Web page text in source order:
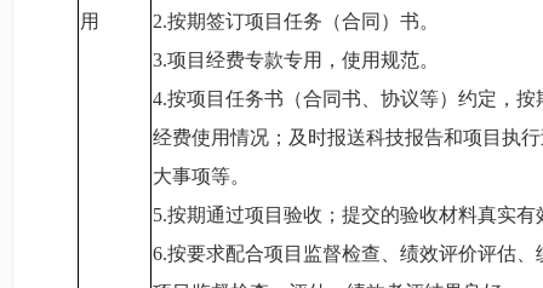
用
2.按期签订项目任务（合同）书。
3.项目经费专款专用，使用规范。
4.按项目任务书（合同书、协议等）约定，按
经费使用情况；及时报送科技报告和项目执
大事项等。
5.按期通过项目验收；提交的验收材料真实有
6.按要求配合项目监督检查、绩效评价评估、